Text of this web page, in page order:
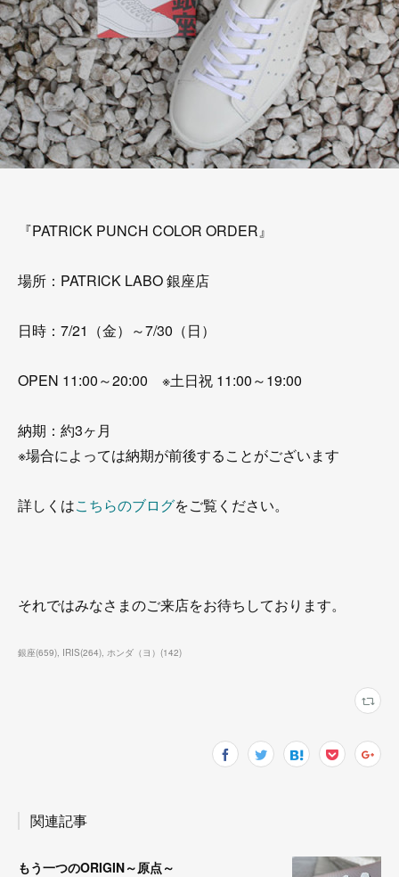
『PATRICK PUNCH COLOR ORDER』
場所：PATRICK LABO 銀座店
日時：7/21（金）～7/30（日）
OPEN 11:00～20:00 ※土日祝 11:00～19:00
納期：約3ヶ月
※場合によっては納期が前後することがございます
詳しくはこちらのブログをご覧ください。
それではみなさまのご来店をお待ちしております。
銀座(659) IRIS(264) ホンダ（ヨ） (142)
関連記事
もう一つのORIGIN～原点～